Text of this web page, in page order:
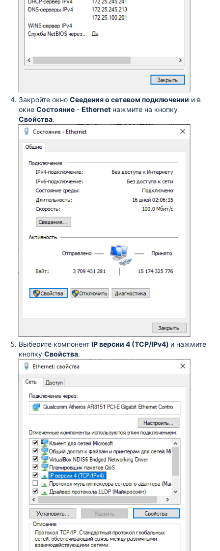
Закройте окно Сведения о сетевом подключении и в
окне Состояние- Ethernetнажмите на кнопку
Свойства.
Выберите компонент IP версии 4 (TCP/IPv4) и нажмите
кнопку Свойства.